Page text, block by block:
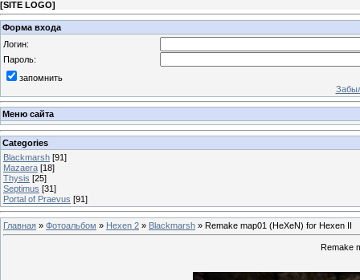
[SITE LOGO]
Форма входа
Логин:
Пароль:
запомнить
Меню сайта
Categories
Blackmarsh [91]
Mazaera [18]
Thysis [25]
Septimus [31]
Portal of Praevus [91]
Главная » Фотоальбом » Hexen 2 » Blackmarsh » Remake map01 (HeXeN) for Hexen II
Remake